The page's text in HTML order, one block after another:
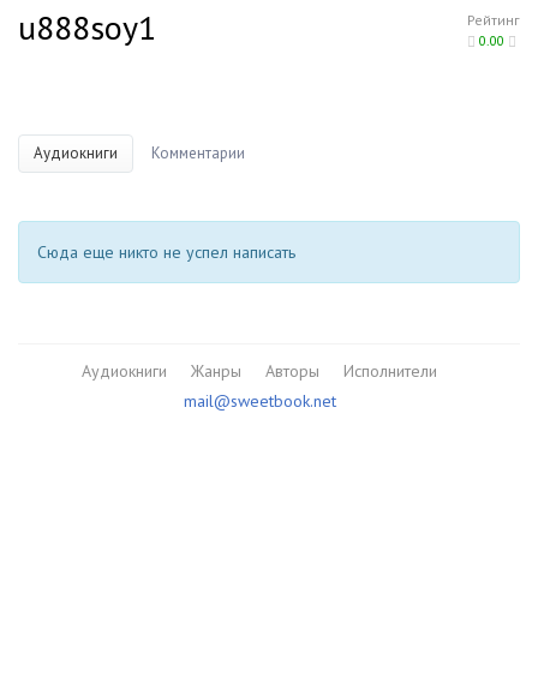
Рейтинг
0.00
u888soy1
Аудиокниги Комментарии
Сюда еще никто не успел написать
Аудиокниги Жанры Авторы
Исполнители
mail@sweetbook.net